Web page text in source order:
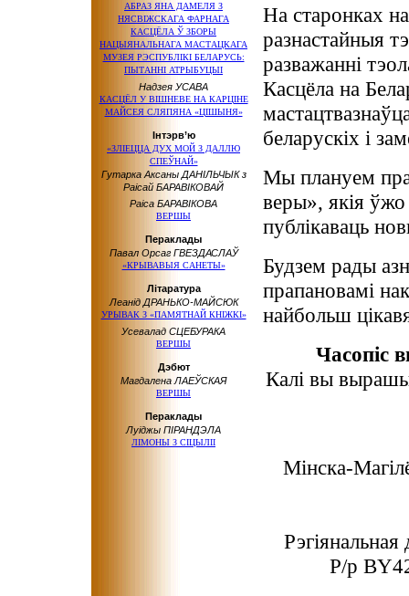
АБРАЗ ЯНА ДАМЕЛЯ З
НЯСВІЖСКАГА ФАРНАГА
КАСЦЁЛА Ў ЗБОРЫ
НАЦЫЯНАЛЬНАГА МАСТАЦКАГА
МУЗЕЯ РЭСПУБЛІКІ БЕЛАРУСЬ:
ПЫТАННІ АТРЫБУЦЫІ
Надзея УСАВА
КАСЦЁЛ У ВІШНЕВЕ НА КАРЦІНЕ
МАЙСЕЯ СЛЯПЯНА «ЦІШЫНЯ»
Інтэрв’ю
«ЗЛІЕЦЦА ДУХ МОЙ З ДАЛЛЮ
СПЕЎНАЙ»
Гутарка Аксаны ДАНІЛЬЧЫК з
Раісай БАРАВІКОВАЙ
Раіса БАРАВІКОВА
ВЕРШЫ
Пераклады
Павал Орсаг ГВЕЗДАСЛАЎ
«КРЫВАВЫЯ САНЕТЫ»
Літаратура
Леанід ДРАНЬКО-МАЙСЮК
УРЫВАК З «ПАМЯТНАЙ КНІЖКІ»
Усевалад СЦЕБУРАКА
ВЕРШЫ
Дэбют
Магдалена ЛАЕЎСКАЯ
ВЕРШЫ
Пераклады
Луіджы ПІРАНДЭЛА
ЛІМОНЫ З СІЦЫЛІІ
На старонках
разнастайныя
разважанні
Касцёла на
беларускіх і
Мы плануем
веры», якія ўжо
публікаваць
Будзем рады
прапановамі
найбольш
Часопіс
Калі вы
Мінска-
Р/р